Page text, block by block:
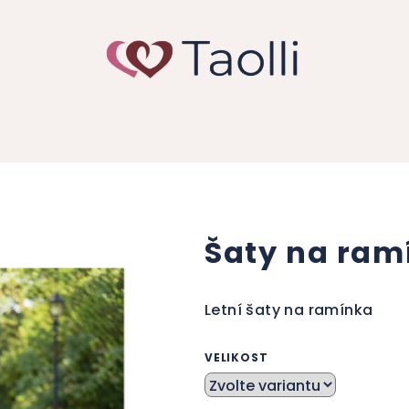
Šaty na
Letní šaty na ramínka
VELIKOST